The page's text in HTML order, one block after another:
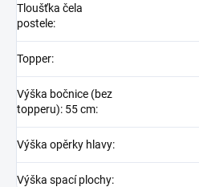
Tloušťka čela
postele:
Topper:
Výška bočnice (bez
topperu): 55 cm:
Výška opěrky hlavy:
Výška spací plochy: